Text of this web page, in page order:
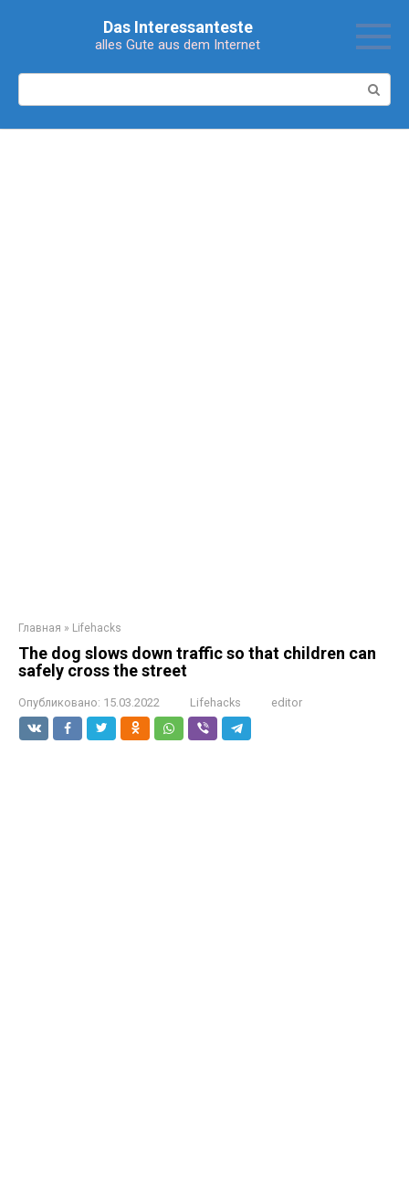
Das Interessanteste
alles Gute aus dem Internet
Главная » Lifehacks
The dog slows down traffic so that children can
safely cross the street
Опубликовано: 15.03.2022 Lifehacks editor